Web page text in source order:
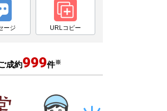
ージ URLコピー
成約999件※